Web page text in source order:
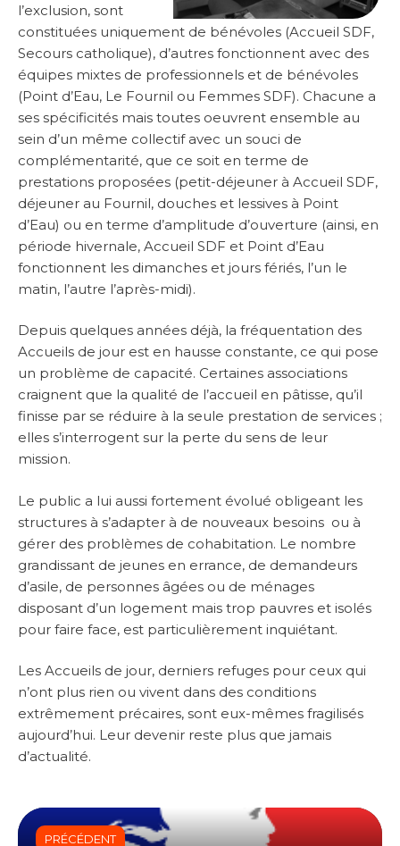
l’exclusion, sont
constituées uniquement de bénévoles (Accueil SDF,
Secours catholique), d’autres fonctionnent avec des
équipes mixtes de professionnels et de bénévoles
(Point d’Eau, Le Fournil ou Femmes SDF). Chacune a
ses spécificités mais toutes oeuvrent ensemble au
sein d’un même collectif avec un souci de
complémentarité, que ce soit en terme de
prestations proposées (petit-déjeuner à Accueil SDF,
déjeuner au Fournil, douches et lessives à Point
d’Eau) ou en terme d’amplitude d’ouverture (ainsi, en
période hivernale, Accueil SDF et Point d’Eau
fonctionnent les dimanches et jours fériés, l’un le
matin, l’autre l’après-midi).
Depuis quelques années déjà, la fréquentation des
Accueils de jour est en hausse constante, ce qui pose
un problème de capacité. Certaines associations
craignent que la qualité de l’accueil en pâtisse, qu’il
finisse par se réduire à la seule prestation de services ;
elles s’interrogent sur la perte du sens de leur
mission.
Le public a lui aussi fortement évolué obligeant les
structures à s’adapter à de nouveaux besoins ou à
gérer des problèmes de cohabitation. Le nombre
grandissant de jeunes en errance, de demandeurs
d’asile, de personnes âgées ou de ménages
disposant d’un logement mais trop pauvres et isolés
pour faire face, est particulièrement inquiétant.
Les Accueils de jour, derniers refuges pour ceux qui
n’ont plus rien ou vivent dans des conditions
extrêmement précaires, sont eux-mêmes fragilisés
aujourd’hui. Leur devenir reste plus que jamais
d’actualité.
PRÉCÉDENT